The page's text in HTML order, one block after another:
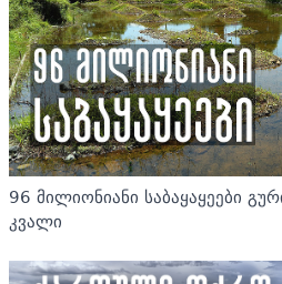
96 მილიონიანი საბაყაყეები
კვალი